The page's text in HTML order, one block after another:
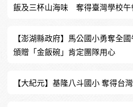
飯及三杯山海味 奪得臺灣學校午
【澎湖縣政府】馬公國小勇奪全
頒贈「金飯碗」肯定團隊用心
【大紀元】基隆八斗國小 奪得台